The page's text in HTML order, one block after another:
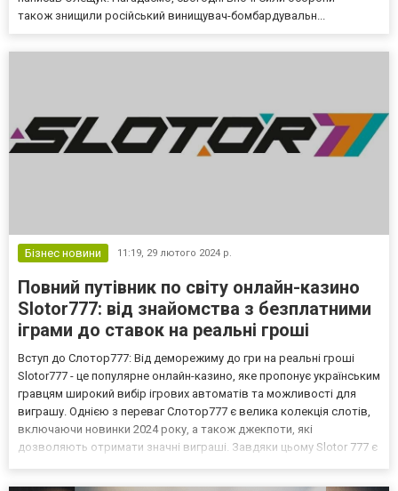
також знищили російський винищувач-бомбардувальн...
Бізнес новини 11:19, 29 лютого 2024 р.
Повний путівник по світу онлайн-казино
Slotor777: від знайомства з безплатними
іграми до ставок на реальні гроші
Вступ до Слотор777: Від деморежиму до гри на реальні гроші
Slotor777 - це популярне онлайн-казино, яке пропонує українським
гравцям широкий вибір ігрових автоматів та можливості для
виграшу. Однією з переваг Слотор777 є велика колекція слотів,
включаючи новинки 2024 року, а також джекпоти, які
дозволяють отримати значні виграші. Завдяки цьому Slotor 777 є